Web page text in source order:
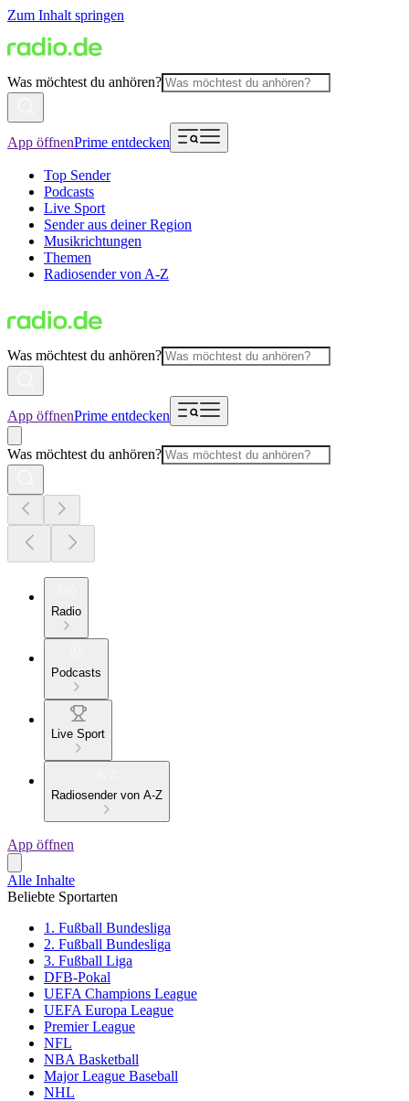
Zum Inhalt springen
Was möchtest du anhören?
App öffnenPrime entdecken
Top Sender
Podcasts
Live Sport
Sender aus deiner Region
Musikrichtungen
Themen
Radiosender von A-Z
Was möchtest du anhören?
App öffnenPrime entdecken
Was möchtest du anhören?
Radio
Podcasts
Live Sport
Radiosender von A-Z
App öffnen
Alle Inhalte
Beliebte Sportarten
1. Fußball Bundesliga
2. Fußball Bundesliga
3. Fußball Liga
DFB-Pokal
UEFA Champions League
UEFA Europa League
Premier League
NFL
NBA Basketball
Major League Baseball
NHL